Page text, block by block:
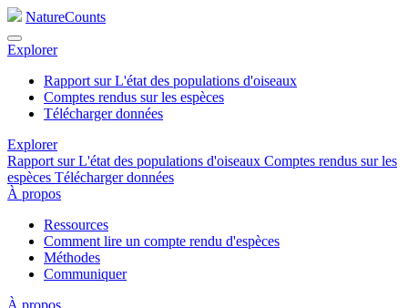
NatureCounts
Explorer
Rapport sur L'état des populations d'oiseaux
Comptes rendus sur les espèces
Télécharger données
Explorer
Rapport sur L'état des populations d'oiseaux Comptes rendus sur les
espèces Télécharger données
À propos
Ressources
Comment lire un compte rendu d'espèces
Méthodes
Communiquer
À propos